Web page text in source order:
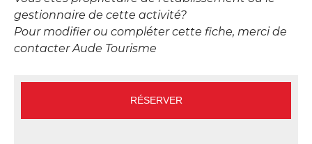
gestionnaire de cette activité?
Pour modifier ou compléter cette fiche, merci de
contacter Aude Tourisme
RÉSERVER